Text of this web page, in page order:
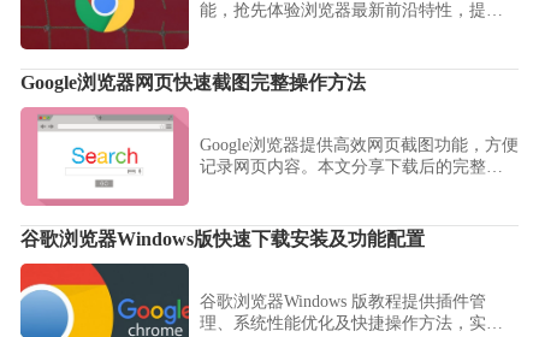
能，抢先体验浏览器最新前沿特性，提升
Google浏览器网页快速截图完整操作方法
Google浏览器提供高效网页截图功能，方便
记录网页内容。本文分享下载后的完整操
谷歌浏览器Windows版快速下载安装及功能配置
谷歌浏览器Windows 版教程提供插件管
理、系统性能优化及快捷操作方法，实现